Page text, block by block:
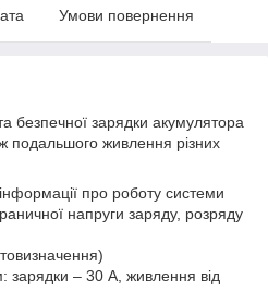
Умови повернення
безпечної зарядки акумулятора
подальшого живлення різних
про роботу системи
напруги заряду, розряду
зарядки – 30 A, живлення від